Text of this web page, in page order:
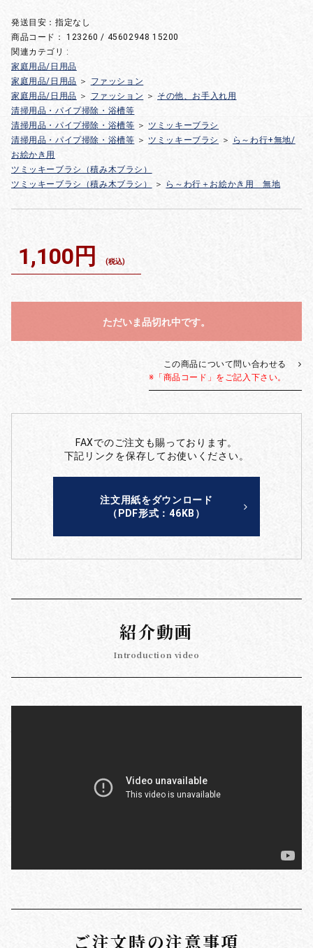
発送目安：指定なし
商品コード： 123260 / 45602948 15200
関連カテゴリ :
家庭用品/日用品
家庭用品/日用品 ＞
ファッション
家庭用品/日用品 ＞ ファッション ＞ その他、お手入れ用
清掃用品・パイプ掃除・浴槽等
清掃用品・パイプ掃除・浴槽等 ＞ ツミッキーブラシ
清掃用品・パイプ掃除・浴槽等 ＞ ツミッキーブラシ ＞
ら～わ行+無地/
お絵かき用
ツミッキーブラシ（積み木ブラシ）
ツミッキーブラシ（積み木ブラシ）
＞ ら～わ行＋お絵かき用 無地
1,100円 (税込)
ただいま品切れ中です。
この商品について問い合わせる
※「商品コード」をご記入下さい。
FAXでのご注文も賜っております。
下記リンクを保存してお使いください。
注文用紙をダウンロード
（PDF形式：46KB）
紹介動画
Introduction video
ご注文時の注意事項